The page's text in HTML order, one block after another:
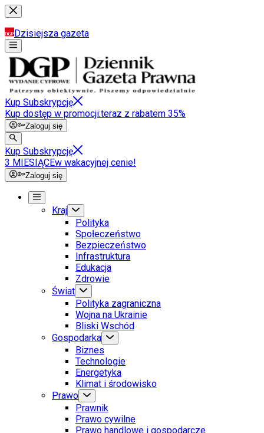
Dzisiejsza gazeta
Kup Subskrypcję
Kup dostęp w promocji:teraz z rabatem 35%
Zaloguj się
Kup Subskrypcję
3 MIESIĄCEw wakacyjnej cenie!
Zaloguj się
Kraj
Polityka
Społeczeństwo
Bezpieczeństwo
Infrastruktura
Edukacja
Zdrowie
Świat
Polityka zagraniczna
Wojna na Ukrainie
Bliski Wschód
Gospodarka
Biznes
Technologie
Energetyka
Klimat i środowisko
Prawo
Prawnik
Prawo cywilne
Prawo handlowe i gospodarcze